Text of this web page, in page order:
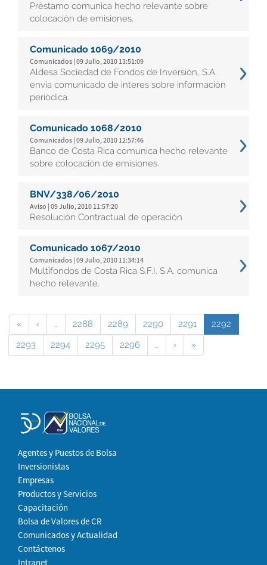
Prèstamo comunica hecho relevante sobre
colocaciòn de emisiones.
Comunicado 1069/2010
Comunicados | 09 Julio, 2010 13:51:09
Aldesa Sociedad de Fondos de Inversiòn, S.A.
envìa comunicado de interes sobre informaciòn
periòdica.
Comunicado 1068/2010
Comunicados | 09 Julio, 2010 12:57:46
Banco de Costa Rica comunica hecho relevante
sobre colocaciòn de emisiones.
BNV/338/06/2010
Aviso | 09 Julio, 2010 11:57:20
Resolución Contractual de operación
Comunicado 1067/2010
Comunicados | 09 Julio, 2010 11:34:14
Multifondos de Costa Rica S.F.I. S.A. comunica
hecho relevante.
« ‹ … 2288 2289 2290 2291
2292
2293
2294 2295 2296 … › »
Agentes y Puestos de Bolsa
Inversionistas
Empresas
Productos y Servicios
Capacitación
Bolsa de Valores de CR
Comunicados y Actualidad
Contáctenos
Intranet